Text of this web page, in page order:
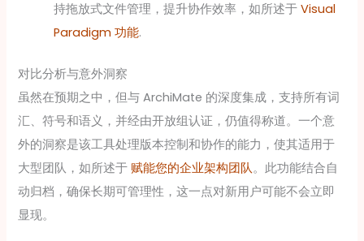
持拖放式文件管理，提升协作效率，如所述于Visual
Paradigm 功能.
对比分析与意外洞察
虽然在预期之中，但与 ArchiMate 的深度集成，支持所有词
汇、符号和语义，并经由开放组认证，仍值得称道。一个意
外的洞察是该工具处理版本控制和协作的能力，使其适用于
大型团队，如所述于赋能您的企业架构团队。此功能结合自
动归档，确保长期可管理性，这一点对新用户可能不会立即
显现。